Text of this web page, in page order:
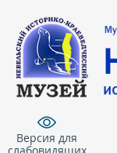
Версия для